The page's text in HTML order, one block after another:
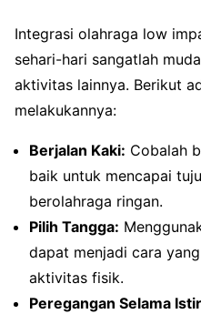
Integrasi olahraga low
sehari-hari sangatlah
aktivitas lainnya. Berikut
melakukannya:
Berjalan Kaki: Cobalah
baik untuk mencapai
berolahraga ringan.
Pilih Tangga:
dapat menjadi cara
aktivitas fisik.
Peregangan Selama